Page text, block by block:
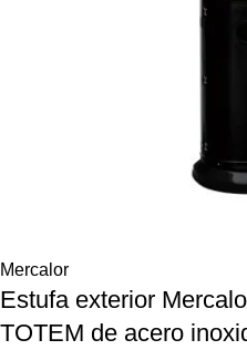
Mercalor
Estufa exterior
TOTEM de acero